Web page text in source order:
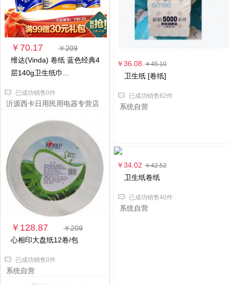
￥70.17
￥209
维达(Vinda) 卷纸 蓝色经典4
层140g卫生纸巾...
已成功销售0件
沂源西卡日用民用电器专营店
￥128.87
￥209
心相印大盘纸12卷/包
已成功销售0件
系统自营
￥36.08 ￥45.10
卫生纸 [卷纸]
已成功销售62件
系统自营
￥34.02 ￥42.52
卫生纸卷纸
已成功销售40件
系统自营